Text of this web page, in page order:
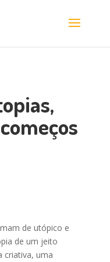
de utópico e
de um jeito
criativa, uma